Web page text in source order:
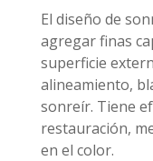
El diseño de
agregar finas
superficie
alineamiento,
sonreír. Tiene
restauración,
en el color.